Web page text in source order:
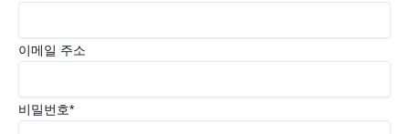
이메일 주소
비밀번호*